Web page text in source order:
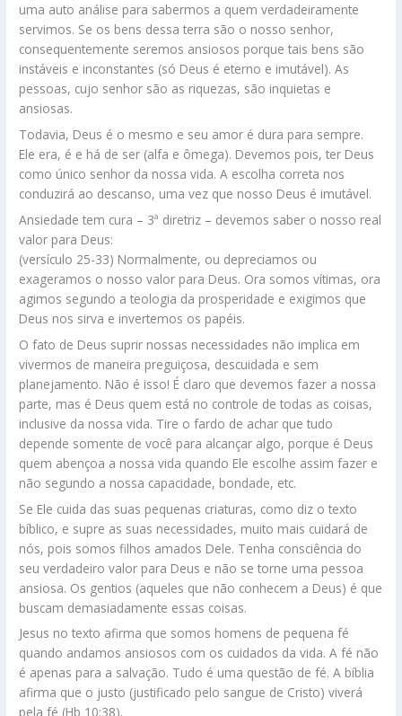
uma auto análise para sabermos a quem verdadeiramente
servimos. Se os bens dessa terra são o nosso senhor,
consequentemente seremos ansiosos porque tais bens são
instáveis e inconstantes (só Deus é eterno e imutável). As
pessoas, cujo senhor são as riquezas, são inquietas e
ansiosas.
Todavia, Deus é o mesmo e seu amor é dura para sempre.
Ele era, é e há de ser (alfa e ômega). Devemos pois, ter Deus
como único senhor da nossa vida. A escolha correta nos
conduzirá ao descanso, uma vez que nosso Deus é imutável.
Ansiedade tem cura – 3ª diretriz – devemos saber o nosso real
valor para Deus:
(versículo 25-33) Normalmente, ou depreciamos ou
exageramos o nosso valor para Deus. Ora somos vítimas, ora
agimos segundo a teologia da prosperidade e exigimos que
Deus nos sirva e invertemos os papéis.
O fato de Deus suprir nossas necessidades não implica em
vivermos de maneira preguiçosa, descuidada e sem
planejamento. Não é isso! É claro que devemos fazer a nossa
parte, mas é Deus quem está no controle de todas as coisas,
inclusive da nossa vida. Tire o fardo de achar que tudo
depende somente de você para alcançar algo, porque é Deus
quem abençoa a nossa vida quando Ele escolhe assim fazer e
não segundo a nossa capacidade, bondade, etc.
Se Ele cuida das suas pequenas criaturas, como diz o texto
bíblico, e supre as suas necessidades, muito mais cuidará de
nós, pois somos filhos amados Dele. Tenha consciência do
seu verdadeiro valor para Deus e não se torne uma pessoa
ansiosa. Os gentios (aqueles que não conhecem a Deus) é que
buscam demasiadamente essas coisas.
Jesus no texto afirma que somos homens de pequena fé
quando andamos ansiosos com os cuidados da vida. A fé não
é apenas para a salvação. Tudo é uma questão de fé. A bíblia
afirma que o justo (justificado pelo sangue de Cristo) viverá
pela fé (Hb 10:38).